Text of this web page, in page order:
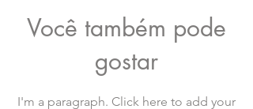
Você também pode
gostar
I'm a paragraph. Click here to add your